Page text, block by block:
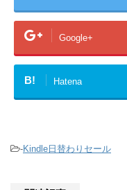
Google+
B! Hatena
-Kindle日替わりセール